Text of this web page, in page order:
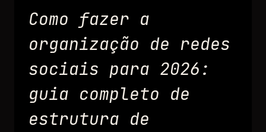
Como fazer a
organização de redes
sociais para 2026:
guia completo de
estrutura de